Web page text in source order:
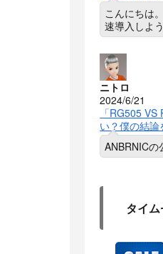
こんにちは
速導入しよ
ニトロ
2024/6/21
「RG505
い？僕の結論
ANBRNICの
タイ